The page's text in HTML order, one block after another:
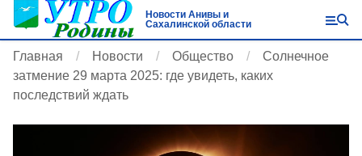
Новости Анивы и
Сахалинской области
Главная Новости Общество
Солнечное
затмение 29 марта 2025: где увидеть, каких
последствий ждать